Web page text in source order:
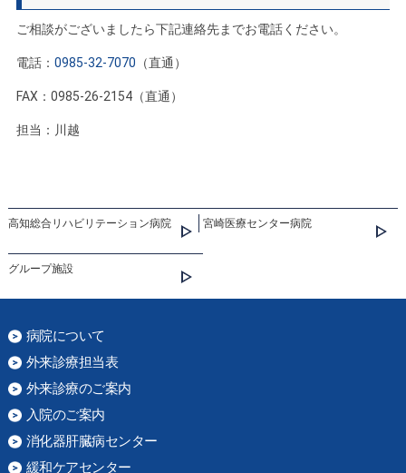
ご相談がございましたら下記連絡先までお電話ください。
電話： 0985-32-7070 （直通）
FAX：0985-26-2154（直通）
担当：川越
高知総合リハビリテーション病院 宮崎医療センター病院
グループ施設
病院について
外来診療担当表
外来診療のご案内
入院のご案内
消化器肝臓病センター
緩和ケアセンター